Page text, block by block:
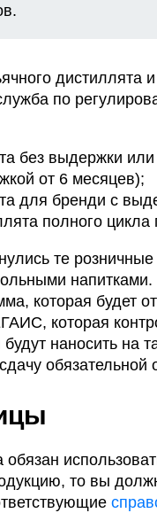
по
без выдержки
от 6 месяцев);
для бренди с
полного
те
которая будет
которая
наносить на
обязательной
обязан
то вы